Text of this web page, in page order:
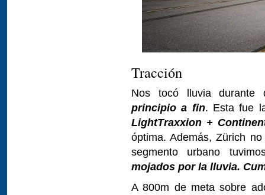
Tracción
Nos tocó lluvia
principio a fin. Esta fue
LightTraxxion +
óptima. Además, Zürich
segmento urbano
mojados por la lluvia.
A 800m de meta sobre